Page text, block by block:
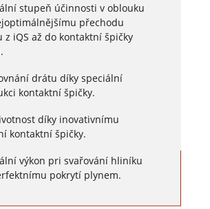
stupeň účinnosti v oblouku
přechodu
z iQS až do kontaktní špičky
drátu díky speciální
kontaktní špičky.
díky inovativnímu
kontaktní špičky.
výkon pri svařování hliníku
pokrytí plynem.